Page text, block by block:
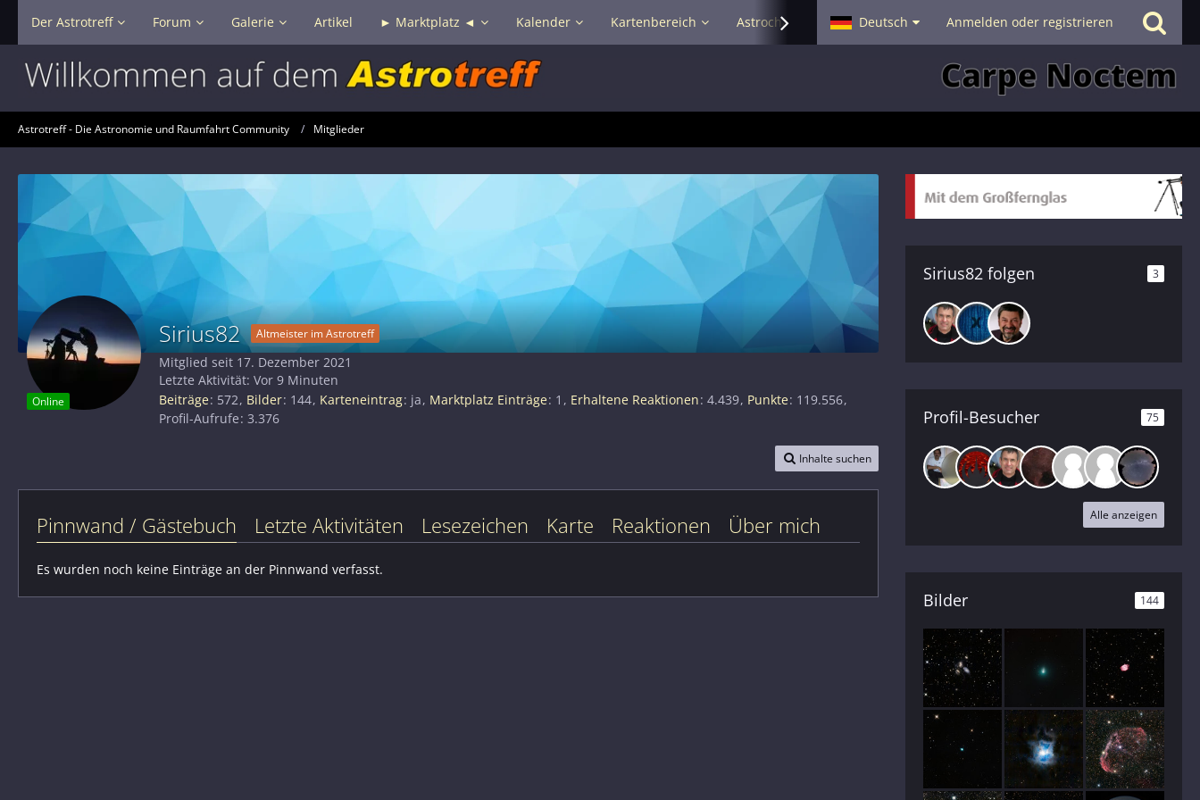
Der Astrotreff Forum Galerie Artikel ► Marktplatz ◄ Kalender Kartenbereich Astrochat - Smalltalk Hilfe
Deutsch Anmelden oder registrieren
Astrotreff - Die Astronomie und Raumfahrt Community Mitglieder
Online
Sirius82 Altmeister im Astrotreff
Mitglied seit 17. Dezember 2021
Letzte Aktivität: Vor 9 Minuten
Beiträge 572 Bilder 144 Karteneintrag ja Marktplatz Einträge 1 Erhaltene Reaktionen 4.439 Punkte 119.556
Profil-Aufrufe 3.376
Inhalte suchen
Pinnwand / Gästebuch Letzte Aktivitäten Lesezeichen Karte Reaktionen Über mich
Es wurden noch keine Einträge an der Pinnwand verfasst.
Sirius82 folgen 3
Profil-Besucher 75
Alle anzeigen
Bilder 144